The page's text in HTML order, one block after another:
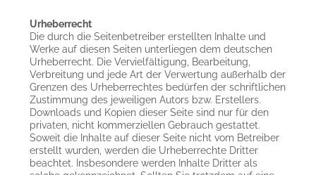
Urheberrecht
Die durch die Seitenbetreiber erstellten Inhalte und
Werke auf diesen Seiten unterliegen dem deutschen
Urheberrecht. Die Vervielfältigung, Bearbeitung,
Verbreitung und jede Art der Verwertung außerhalb der
Grenzen des Urheberrechtes bedürfen der schriftlichen
Zustimmung des jeweiligen Autors bzw. Erstellers.
Downloads und Kopien dieser Seite sind nur für den
privaten, nicht kommerziellen Gebrauch gestattet.
Soweit die Inhalte auf dieser Seite nicht vom Betreiber
erstellt wurden, werden die Urheberrechte Dritter
beachtet. Insbesondere werden Inhalte Dritter als